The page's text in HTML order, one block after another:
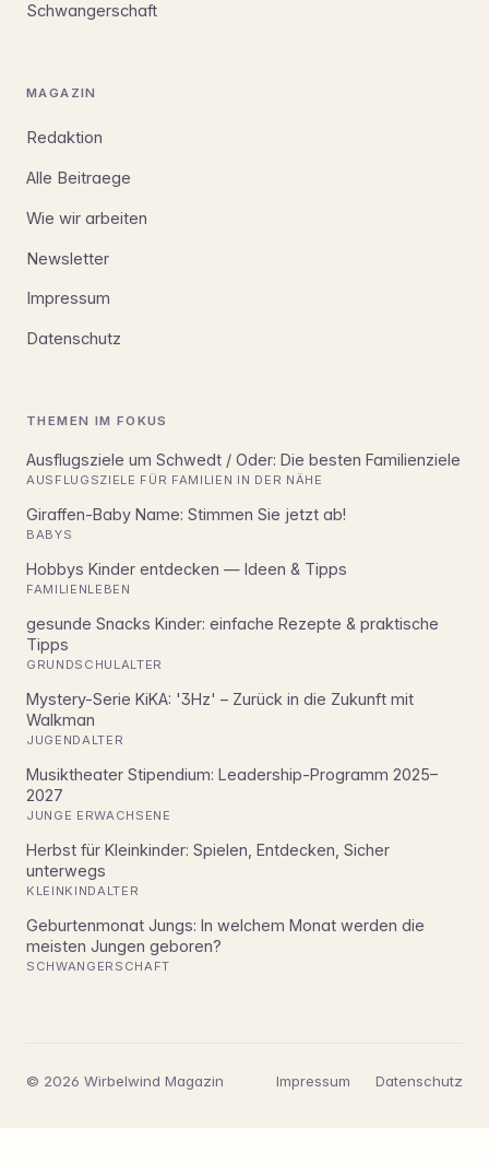
Schwangerschaft
MAGAZIN
Redaktion
Alle Beitraege
Wie wir arbeiten
Newsletter
Impressum
Datenschutz
THEMEN IM FOKUS
Ausflugsziele um Schwedt / Oder: Die besten Familienziele
AUSFLUGSZIELE FÜR FAMILIEN IN DER NÄHE
Giraffen-Baby Name: Stimmen Sie jetzt ab!
BABYS
Hobbys Kinder entdecken — Ideen & Tipps
FAMILIENLEBEN
gesunde Snacks Kinder: einfache Rezepte & praktische
Tipps
GRUNDSCHULALTER
Mystery-Serie KiKA: '3Hz' – Zurück in die Zukunft mit
Walkman
JUGENDALTER
Musiktheater Stipendium: Leadership-Programm 2025–
2027
JUNGE ERWACHSENE
Herbst für Kleinkinder: Spielen, Entdecken, Sicher
unterwegs
KLEINKINDALTER
Geburtenmonat Jungs: In welchem Monat werden die
meisten Jungen geboren?
SCHWANGERSCHAFT
© 2026 Wirbelwind Magazin Impressum Datenschutz